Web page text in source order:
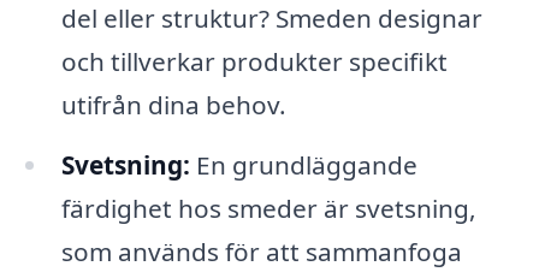
del eller struktur? Smeden designar
och tillverkar produkter specifikt
utifrån dina behov.
Svetsning: En grundläggande
färdighet hos smeder är svetsning,
som används för att sammanfoga